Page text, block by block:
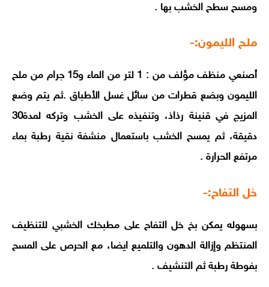
ومسح سطح الخشب بها .
ملح الليمون:-
أصنعي منظف مؤلف من : 1 لتر من الماء و15 جرام من ملح
الليمون وبضع قطرات من سائل غسل الأطباق .ثم يتم وضع
المزيج في قنينة رذاذ، وتنفيذه على الخشب وتركه لمدة30
دقيقة، ثم يمسح الخشب باستعمال منشفة نقية رطبة بماء
مرتفع الحرارة .
خل التفاح:-
بسهوله يمكن بخ خل التفاح على مطبخك الخشبي للتنظيف
المنتظم وإزالة الدهون والتلميع ايضا، مع الحرص على المسح
بفوطة رطبة ثم التنشيف .